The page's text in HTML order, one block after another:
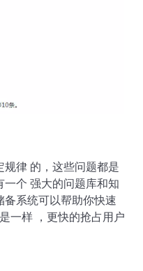
律 的，这些问题都是
个 强大的问题库和知
系统可以帮助你快速
一样 ，更快的抢占用户